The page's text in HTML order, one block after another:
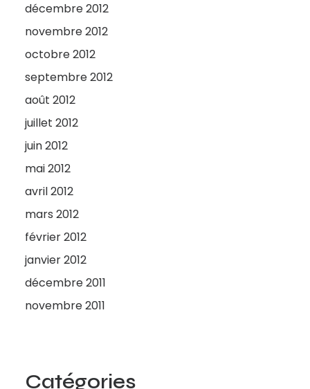
décembre 2012
novembre 2012
octobre 2012
septembre 2012
août 2012
juillet 2012
juin 2012
mai 2012
avril 2012
mars 2012
février 2012
janvier 2012
décembre 2011
novembre 2011
Catégories